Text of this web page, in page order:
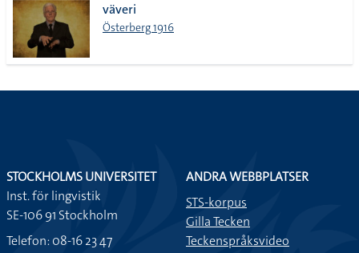
väveri
Österberg 1916
STOCKHOLMS UNIVERSITET
Inst. för lingvistik
SE-106 91 Stockholm
Telefon: 08-16 23 47
ANDRA WEBBPLATSER
STS-korpus
Gilla Tecken
Teckenspråksvideo